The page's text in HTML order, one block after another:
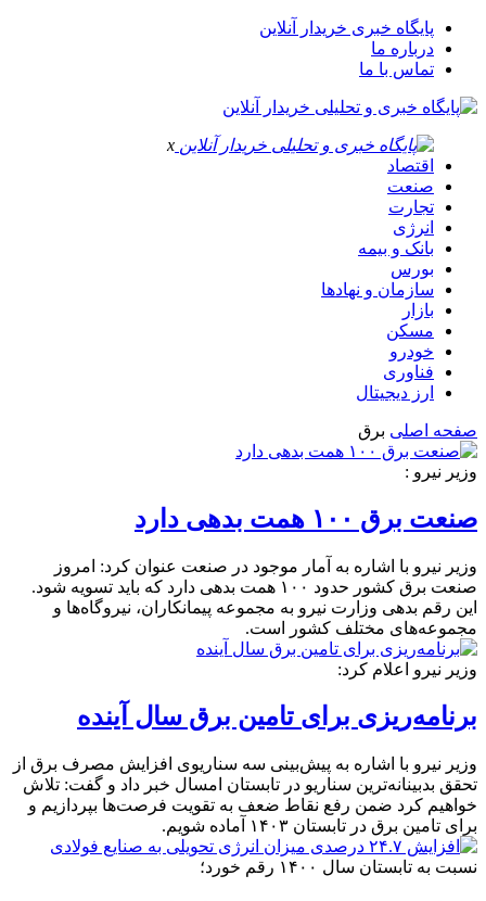
پایگاه خبری خریدار آنلاین
درباره ما
تماس با ما
x
اقتصاد
صنعت
تجارت
انرژی
بانک و بیمه
بورس
سازمان و نهادها
بازار
مسکن
خودرو
فناوری
ارز دیجیتال
صفحه اصلی برق
وزیر نیرو :
صنعت برق ۱۰۰ همت بدهی دارد
وزیر نیرو با اشاره به آمار موجود در صنعت عنوان کرد: امروز
صنعت برق کشور حدود ۱۰۰ همت بدهی دارد که باید تسویه شود.
این رقم بدهی وزارت نیرو به مجموعه پیمانکاران، نیروگاه‌ها و
مجموعه‌های مختلف کشور است.
وزیر نیرو اعلام کرد:
برنامه‌ریزی برای تامین برق سال آینده
وزیر نیرو با اشاره به پیش‌بینی سه سناریوی افزایش مصرف برق از
تحقق بدبینانه‌ترین سناریو در تابستان امسال خبر داد و گفت: تلاش
خواهیم کرد ضمن رفع نقاط ضعف به تقویت فرصت‌ها بپردازیم و
برای تامین برق در تابستان ۱۴۰۳ آماده شویم.
نسبت به تابستان سال ۱۴۰۰ رقم خورد؛